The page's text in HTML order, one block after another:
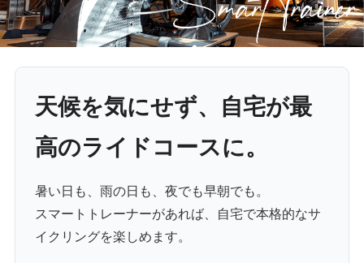
天候を気にせず、自宅が最
高のライドコースに。
暑い日も、雨の日も、夜でも早朝でも。
スマートトレーナーがあれば、自宅で本格的なサ
イクリングを楽しめます。